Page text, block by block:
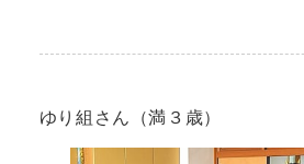
ゆり組さん（満３歳）